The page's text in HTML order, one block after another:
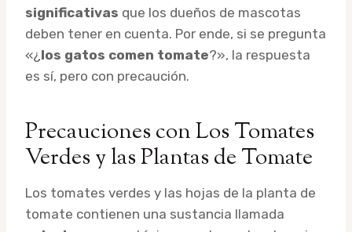
significativas que los dueños de mascotas
deben tener en cuenta. Por ende, si se pregunta
«¿ los gatos comen tomate?», la respuesta
es sí, pero con precaución.
Precauciones con Los Tomates
Verdes y las Plantas de Tomate
Los tomates verdes y las hojas de la planta de
tomate contienen una sustancia llamada